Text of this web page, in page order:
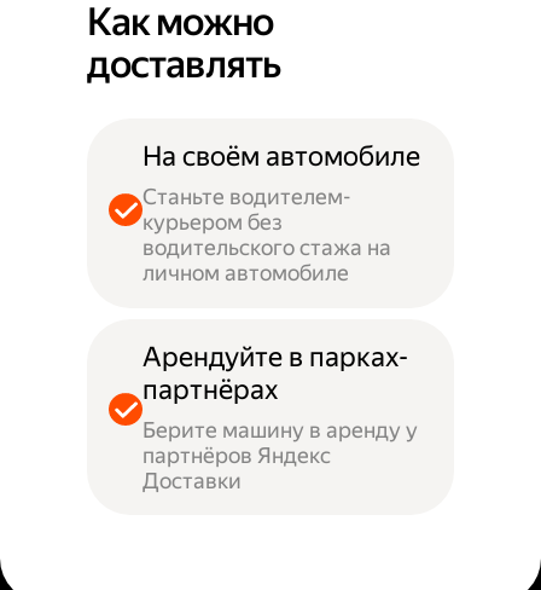
Как можно
доставлять
На своём автомобиле
Станьте водителем-
курьером без
водительского стажа на
личном автомобиле
Арендуйте в парках-
партнёрах
Берите машину в аренду у
партнёров Яндекс
Доставки